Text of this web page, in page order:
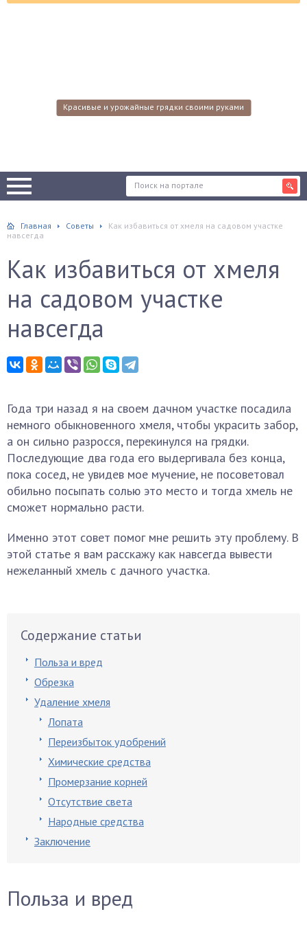
Красивые и урожайные грядки своими руками
Главная Советы
Как избавиться от хмеля на садовом участке
навсегда
Как избавиться от хмеля
на садовом участке
навсегда
Года три назад я на своем дачном участке посадила
немного обыкновенного хмеля, чтобы украсить забор,
а он сильно разросся, перекинулся на грядки.
Последующие два года его выдергивала без конца,
пока сосед, не увидев мое мучение, не посоветовал
обильно посыпать солью это место и тогда хмель не
сможет нормально расти.
Именно этот совет помог мне решить эту проблему. В
этой статье я вам расскажу как навсегда вывести
нежеланный хмель с дачного участка.
Содержание статьи
Польза и вред
Обрезка
Удаление хмеля
Лопата
Переизбыток удобрений
Химические средства
Промерзание корней
Отсутствие света
Народные средства
Заключение
Польза и вред